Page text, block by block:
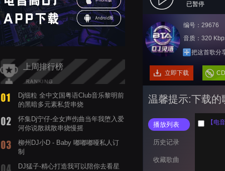
上周排行榜
Dj细粒 全中文国粤语Club音乐黎明前
的黑暗多元素私货串烧
怀集Dj宁仔-全女声伤曲当年我堕入爱
河你说散就散串烧慢摇
柳州DJ小D - Baby 嘟嘟嘟哑私人订
制
DJ猛子-精心打造我可以陪你去看星
已暂停
编号：29676
音质：320
把这首歌分
立即下载
温馨提示:下载的
播放列表
历史记录
收藏歌曲